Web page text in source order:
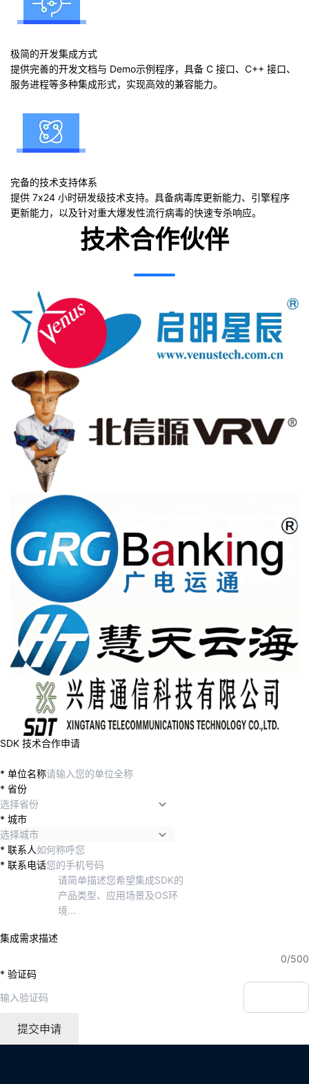
极简的开发集成方式
提供完善的开发文档与 Demo示例程序，具备 C 接口、C++ 接口、
服务进程等多种集成形式，实现高效的兼容能力。
完备的技术支持体系
提供 7x24 小时研发级技术支持。具备病毒库更新能力、引擎程序
更新能力，以及针对重大爆发性流行病毒的快速专杀响应。
技术合作伙伴
SDK 技术合作申请
* 单位名称
* 省份
* 城市
* 联系人
* 联系电话
集成需求描述
0/500
* 验证码
提交申请